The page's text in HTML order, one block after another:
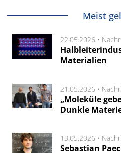
Meist
22.05.2026 •
Materialien
21.05.2026 •
„Moleküle
Dunkle
13.05.2026 •
Sebastian